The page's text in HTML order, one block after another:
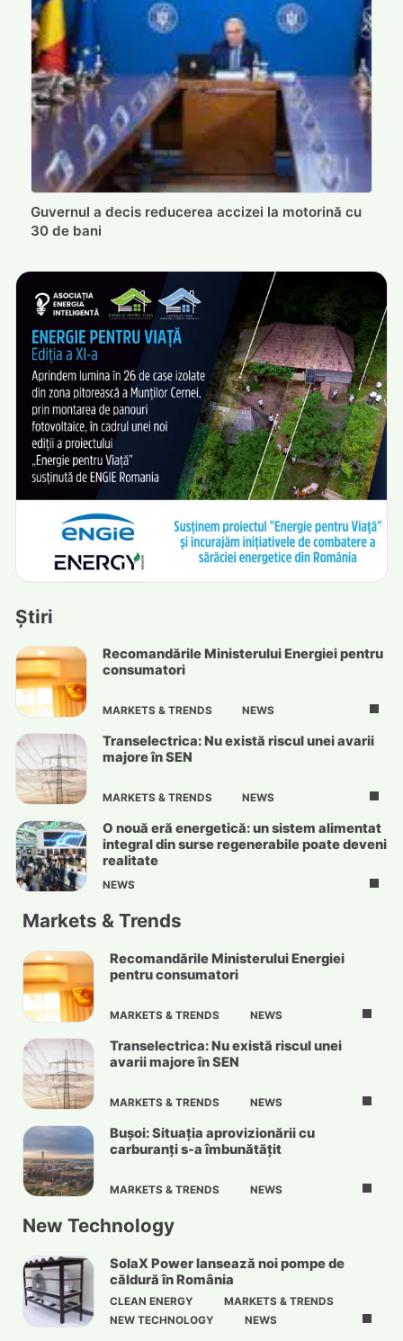
Guvernul a decis reducerea accizei la motorină cu
30 de bani
Știri
Recomandările Ministerului Energiei pentru
consumatori
MARKETS & TRENDS NEWS
Transelectrica: Nu există riscul unei avarii
majore în SEN
MARKETS & TRENDS NEWS
O nouă eră energetică: un sistem alimentat
integral din surse regenerabile poate deveni
realitate
NEWS
Markets & Trends
Recomandările Ministerului Energiei
pentru consumatori
MARKETS & TRENDS NEWS
Transelectrica: Nu există riscul unei
avarii majore în SEN
MARKETS & TRENDS NEWS
Bușoi: Situația aprovizionării cu
carburanți s-a îmbunătățit
MARKETS & TRENDS NEWS
New Technology
SolaX Power lansează noi pompe de
căldură în România
CLEAN ENERGY
MARKETS & TRENDS
NEW TECHNOLOGY
NEWS